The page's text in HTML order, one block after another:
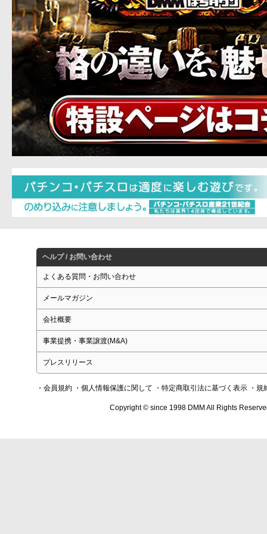
ヘルプ / お問い合わせ
よくある質問・お問い合わせ
メールマガジン
会社概要
事業提携・事業譲渡(M&A)
プレスリリース
・会員規約 ・個人情報保護に関して ・特定商取引法に基づく表示 ・規
Copyright © since 1998 DMM All Rights